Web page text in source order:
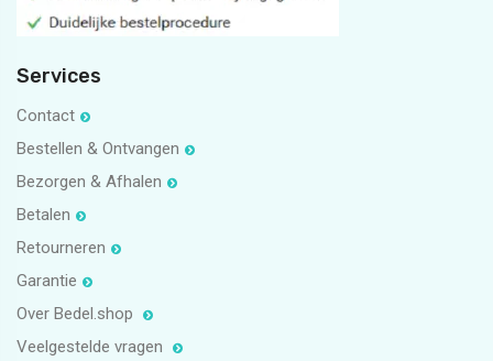
Services
Contact
Bestellen & Ontvangen
Bezorgen & Afhalen
Betalen
Retourneren
Garantie
Over Bedel.shop
Veelgestelde vragen